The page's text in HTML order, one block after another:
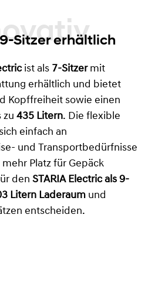
Sitzer erhältlich
ist als 7-Sitzermit
erhältlich und bietet
Kopffreiheit sowie einen
zu 435 Litern. Die flexible
einfach an
und Transportbedürfnisse
Platz für Gepäck
den STARIA Electric als 9-
Litern Laderaum und
entscheiden.